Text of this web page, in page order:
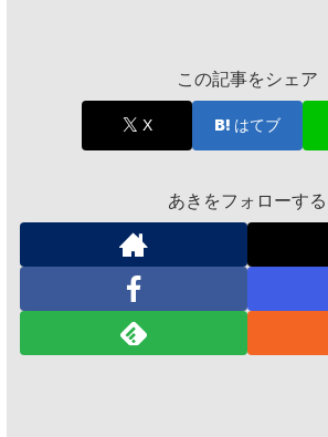
この記事をシェア
X はてブ
あきをフォローする